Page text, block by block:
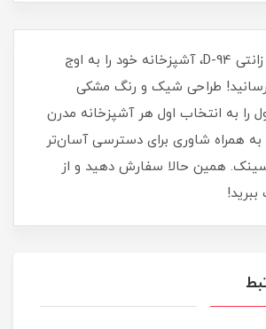
با شیر ظرفشویی زانتی D-94، آشپزخانه خود را به اوج
برسانید! طراحی شیک و رنگ مشکی
را به انتخاب اول هر آشپزخانه مدرن
همراه شاوری برای دسترسی آسان‌تر
همین حالا سفارش دهید و از